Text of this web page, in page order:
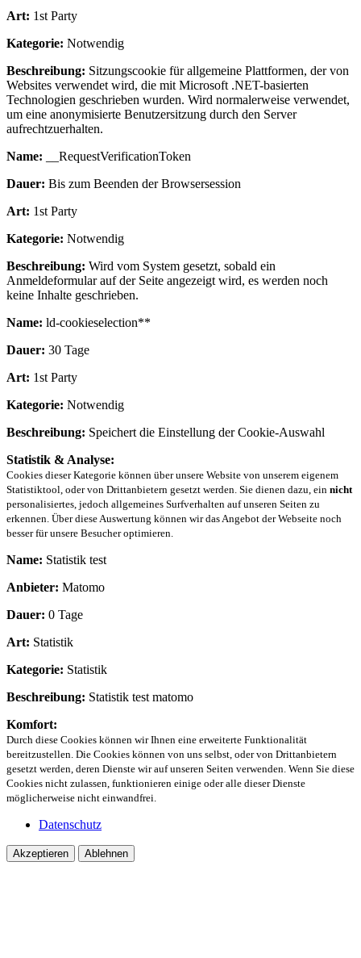
Art: 1st Party
Kategorie: Notwendig
Beschreibung: Sitzungscookie für allgemeine Plattformen, der von
Websites verwendet wird, die mit Microsoft .NET-basierten
Technologien geschrieben wurden. Wird normalerweise verwendet,
um eine anonymisierte Benutzersitzung durch den Server
aufrechtzuerhalten.
Name: __RequestVerificationToken
Dauer: Bis zum Beenden der Browsersession
Art: 1st Party
Kategorie: Notwendig
Beschreibung: Wird vom System gesetzt, sobald ein
Anmeldeformular auf der Seite angezeigt wird, es werden noch
keine Inhalte geschrieben.
Name: ld-cookieselection**
Dauer: 30 Tage
Art: 1st Party
Kategorie: Notwendig
Beschreibung: Speichert die Einstellung der Cookie-Auswahl
Statistik & Analyse:
Cookies dieser Kategorie können über unsere Website von unserem eigenem
Statistiktool, oder von Drittanbietern gesetzt werden. Sie dienen dazu, ein nicht
personalisiertes, jedoch allgemeines Surfverhalten auf unseren Seiten zu
erkennen. Über diese Auswertung können wir das Angebot der Webseite noch
besser für unsere Besucher optimieren.
Name: Statistik test
Anbieter: Matomo
Dauer: 0 Tage
Art: Statistik
Kategorie: Statistik
Beschreibung: Statistik test matomo
Komfort:
Durch diese Cookies können wir Ihnen eine erweiterte Funktionalität
bereitzustellen. Die Cookies können von uns selbst, oder von Drittanbietern
gesetzt werden, deren Dienste wir auf unseren Seiten verwenden. Wenn Sie diese
Cookies nicht zulassen, funktionieren einige oder alle dieser Dienste
möglicherweise nicht einwandfrei.
Datenschutz
Akzeptieren Ablehnen